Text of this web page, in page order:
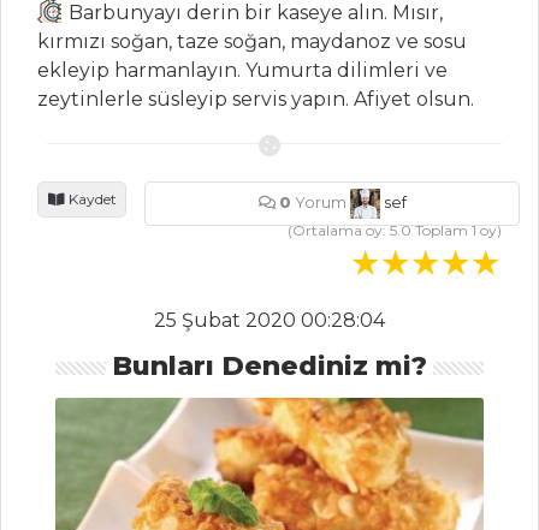
Elma Şerbeti
Reyhan Şerbeti
ORMAN
KEK
ŞEFTALİLİ
ÇITIRLAR
ŞEFTALİLİ VE
CEVİZLİ PASTA
Barbunyayı derin bir kaseye alın. Mısır,
kırmızı soğan, taze soğan, maydanoz ve sosu
ekleyip harmanlayın. Yumurta dilimleri ve
zeytinlerle süsleyip servis yapın. Afiyet olsun.
Kaydet 0 Yorum
sef
(Ortalama oy:5.0Toplam1oy)
25 Şubat 2020 00:28:04
Bunları Denediniz mi?